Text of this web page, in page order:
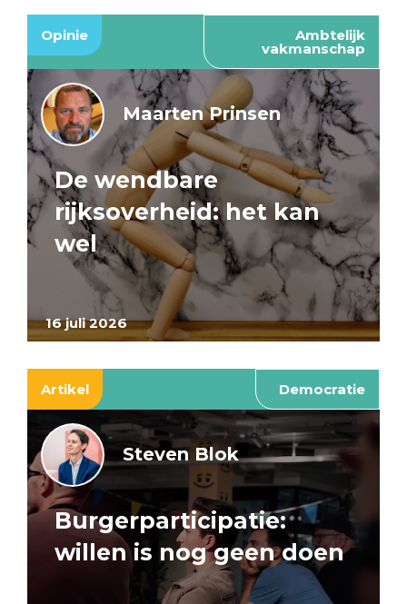
Opinie Ambtelijk
vakmanschap
16 juli 2026
Maarten Prinsen
De wendbare
rijksoverheid: het kan
wel
Artikel Democratie
Steven Blok
Burgerparticipatie:
willen is nog geen doen